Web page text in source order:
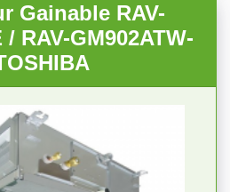
Gainable RAV-
/ RAV-GM902ATW-